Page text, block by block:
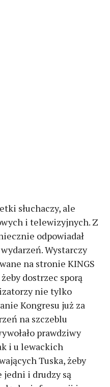
słuchaczy, ale
i telewizyjnych. Z
odpowiadał
Wystarczy
na stronie KINGS
dostrzec sporą
nie tylko
Kongresu już za
na szczeblu
prawdziwy
i u lewackich
Tuska, żeby
jedni i drudzy są